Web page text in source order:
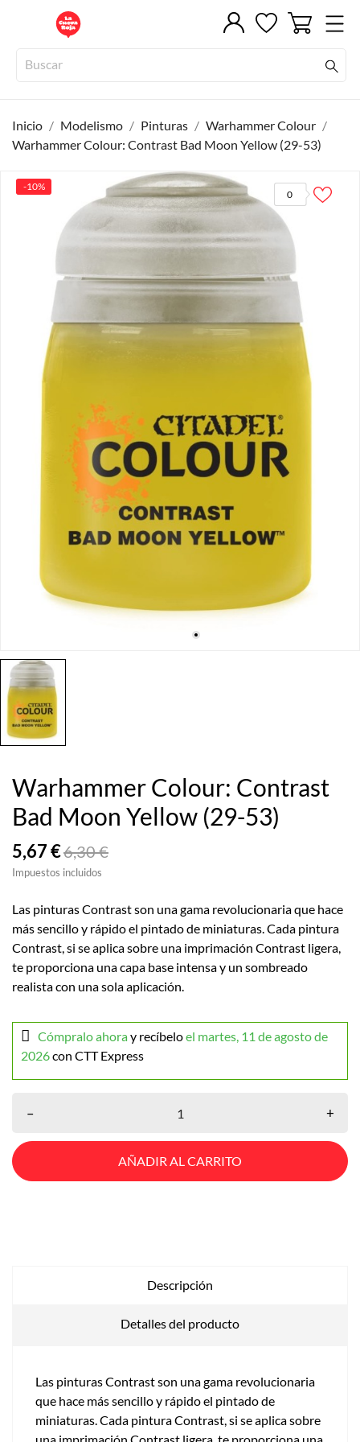
Inicio Modelismo Pinturas
Warhammer Colour
Warhammer Colour: Contrast Bad Moon Yellow (29-53)
0
-10%
Warhammer Colour: Contrast
Bad Moon Yellow (29-53)
5,67 €6,30 €
Impuestos incluidos
Las pinturas Contrast son una gama revolucionaria que hace
más sencillo y rápido el pintado de miniaturas. Cada pintura
Contrast, si se aplica sobre una imprimación Contrast ligera,
te proporciona una capa base intensa y un sombreado
realista con una sola aplicación.
Cómpralo ahoray recíbeloel martes, 11 de agosto de
2026con CTT Express
– +
AÑADIR AL CARRITO
Descripción
Detalles del producto
Las pinturas Contrast son una gama revolucionaria
que hace más sencillo y rápido el pintado de
miniaturas. Cada pintura Contrast, si se aplica sobre